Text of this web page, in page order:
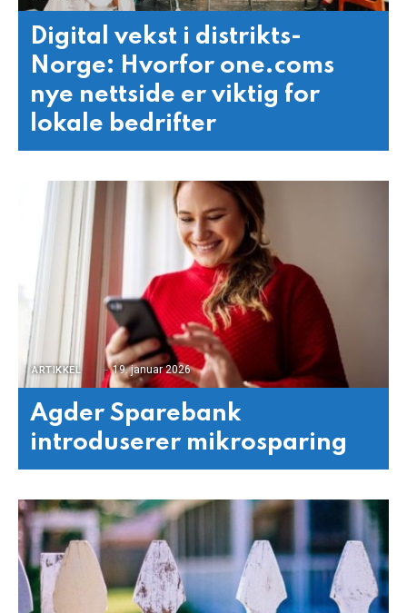
Digital vekst i distrikts-
Norge: Hvorfor one.coms
nye nettside er viktig for
lokale bedrifter
ARTIKKEL 19. januar 2026
Agder Sparebank
introduserer mikrosparing